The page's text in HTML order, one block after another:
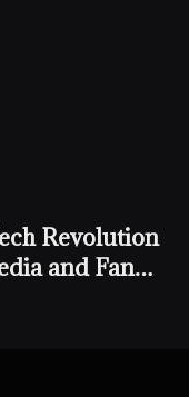
Revolution
and Fan